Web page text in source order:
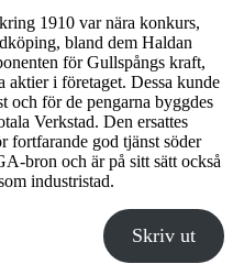
1910 var nära konkurs,
bland dem Haldan
för Gullspångs kraft,
aktier i företaget. Dessa kunde
och för de pengarna byggdes
Verkstad. Den ersattes
fortfarande god tjänst söder
bron och är på sitt sätt också
industristad.
Skriv ut